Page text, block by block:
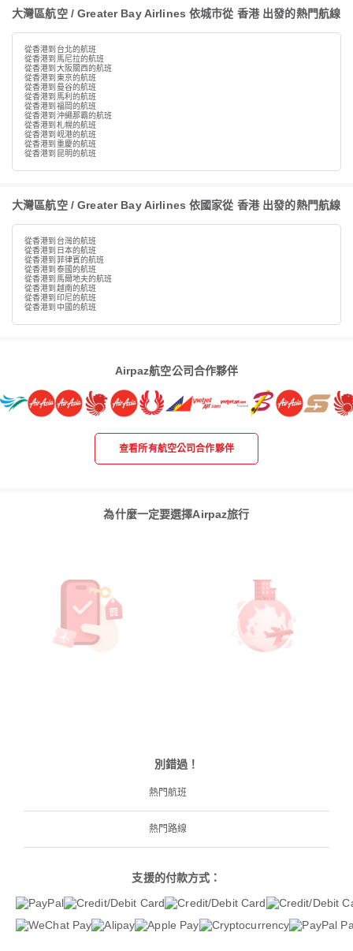
大灣區航空 / Greater Bay Airlines 依城市從 香港 出發的熱門航線
從香港到台北的航班
從香港到馬尼拉的航班
從香港到大阪關西的航班
從香港到東京的航班
從香港到曼谷的航班
從香港到馬利的航班
從香港到福岡的航班
從香港到沖繩那霸的航班
從香港到札幌的航班
從香港到岘港的航班
從香港到重慶的航班
從香港到昆明的航班
大灣區航空 / Greater Bay Airlines 依國家從 香港 出發的熱門航線
從香港到台灣的航班
從香港到日本的航班
從香港到菲律賓的航班
從香港到泰國的航班
從香港到馬爾地夫的航班
從香港到越南的航班
從香港到印尼的航班
從香港到中國的航班
Airpaz航空公司合作夥伴
查看所有航空公司合作夥伴
為什麼一定要選擇Airpaz旅行
別錯過！
熱門航班
熱門路線
支援的付款方式：